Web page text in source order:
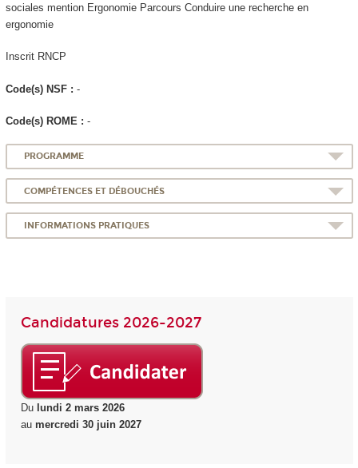
sociales mention Ergonomie Parcours Conduire une recherche en
ergonomie
Inscrit RNCP
Code(s) NSF : -
Code(s) ROME : -
PROGRAMME
COMPÉTENCES ET DÉBOUCHÉS
INFORMATIONS PRATIQUES
Candidatures 2026-2027
Du lundi 2 mars 2026
au mercredi 30 juin 2027